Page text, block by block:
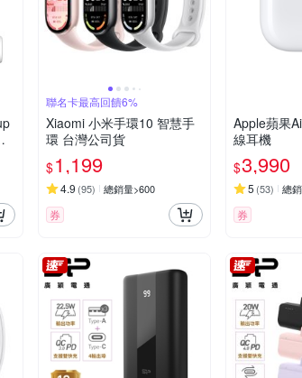
聯名卡最高回饋6%
Xiaomi 小米手環10 智慧手
環 台灣公司貨
$1,199
4.9 (95) 總銷量>600
券
Apple蘋果
線耳機
$3,990
5 (53) 總
券